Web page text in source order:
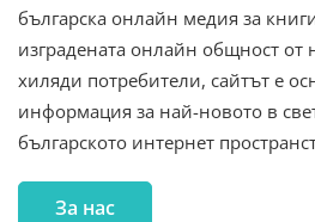
българска онлайн медия за
изградената онлайн общност от
хиляди потребители, сайтът е
информация за най-новото в
българското интернет
За нас